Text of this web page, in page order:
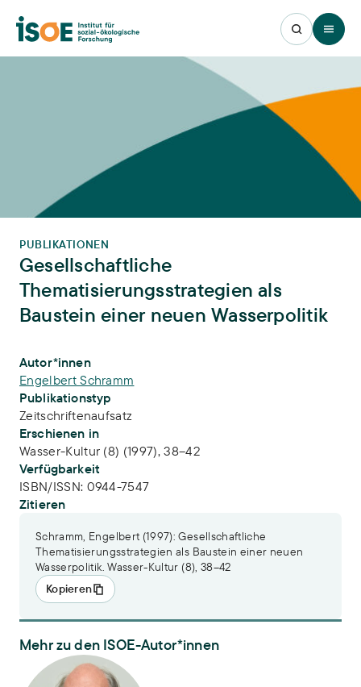
Open
PUBLIKATIONEN
Gesellschaftliche
Thematisierungsstrategien als
Baustein einer neuen Wasserpolitik
Publikations-Infos
Autor*innen
Engelbert Schramm
Publikationstyp
Zeitschriftenaufsatz
Erschienen in
Wasser-Kultur (8) (1997), 38–42
Verfügbarkeit
ISBN/ISSN: 0944-7547
Zitieren
Schramm, Engelbert (1997): Gesellschaftliche
Thematisierungsstrategien als Baustein einer neuen
Wasserpolitik. Wasser-Kultur (8), 38–42
Kopieren
Mehr zu den ISOE-Autor*innen
Dr. Engelbert Schramm